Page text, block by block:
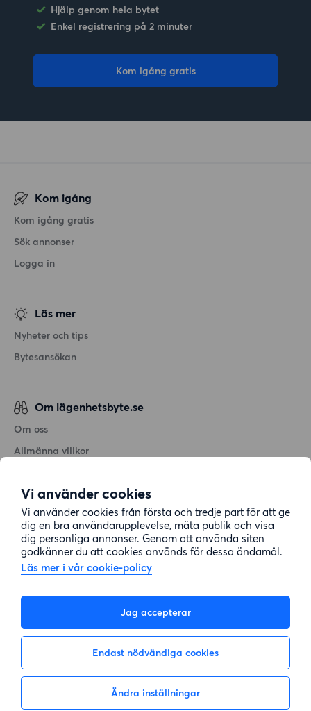
Vi använder cookies
Vi använder cookies från första och tredje part för att ge
dig en bra användarupplevelse, mäta publik och visa
dig personliga annonser. Genom att använda siten
godkänner du att cookies används för dessa ändamål.
Läs mer i vår cookie-policy
Jag accepterar
Endast nödvändiga cookies
Ändra inställningar
Hjälp genom hela bytet
Enkel registrering på 2 minuter
Kom igång gratis
Kom igång
Kom igång gratis
Sök annonser
Logga in
Läs mer
Nyheter och tips
Bytesansökan
Om lägenhetsbyte.se
Om oss
Allmänna villkor
Cookiepolicy
Sitemap
Kundtjänst
08-22 00 90
E-post: